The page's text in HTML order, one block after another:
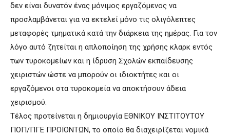
δεν είναι δυνατόν ένας μόνιμος εργαζόμενος να
προσλαμβάνεται για να εκτελεί μόνο τις ολιγόλεπτες
μεταφορές τμηματικά κατά την διάρκεια της ημέρας. Για τον
λόγο αυτό ζητείται η απλοποίηση της χρήσης κλαρκ εντός
των τυροκομείων και η ίδρυση Σχολών εκπαίδευσης
χειριστών ώστε να μπορούν οι ιδιοκτήτες και οι
εργαζόμενοι στα τυροκομεία να αποκτήσουν άδεια
χειρισμού.
Τέλος προτείνεται η δημιουργία ΕΘΝΙΚΟΥ ΙΝΣΤΙΤΟΥΤΟΥ
ΠΟΠ/ΠΓΕ ΠΡΟΪΟΝΤΩΝ, το οποίο θα διαχειρίζεται νομικά